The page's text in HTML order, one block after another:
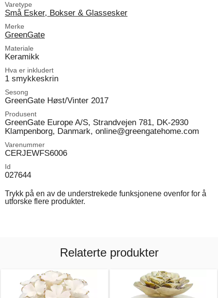
Varetype
Små Esker, Bokser & Glassesker
Merke
GreenGate
Materiale
Keramikk
Hva er inkludert
1 smykkeskrin
Sesong
GreenGate Høst/Vinter 2017
Produsent
GreenGate Europe A/S, Strandvejen 781, DK-2930
Klampenborg, Danmark, online@greengatehome.com
Varenummer
CERJEWFS6006
Id
027644
Trykk på en av de understrekede funksjonene ovenfor for å
utforske flere produkter.
Relaterte produkter